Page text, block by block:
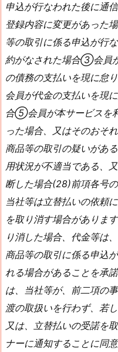
申込が行なわれた後に通
登録内容に変更があった
等の取引に係る申込が行
約がなされた場合③会員
の債務の支払いを現に怠
会員が代金の支払いを現
合⑤会員が本サービスを
った場合、又はそのおそ
商品等の取引の疑いがあ
用状況が不適当である、
断した場合(28)前項各号
当社等は立替払いの依頼
を取り消す場合がありま
り消した場合、代金等は
商品等の取引に係る申込
れる場合があることを承
は、当社等が、前二項の
渡の取扱いを行わず、若
又は、立替払いの受諾を
ナーに通知することに同